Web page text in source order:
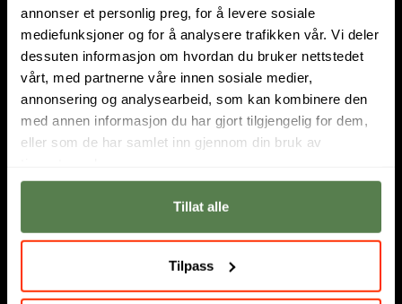
annonser et personlig preg, for å levere sosiale
mediefunksjoner og for å analysere trafikken vår. Vi deler
dessuten informasjon om hvordan du bruker nettstedet
vårt, med partnerne våre innen sosiale medier,
annonsering og analysearbeid, som kan kombinere den
med annen informasjon du har gjort tilgjengelig for dem,
eller som de har samlet inn gjennom din bruk av
Tillat alle
Tilpass
Om oss
Hos Noroff studerer fremtidens digitale innovatører.
Utdanningstilbudet består avhøyskole, fagskoleognettstudier
Vi har campus iOsloogBergen . Sammen med den svenske
skolenNackademiner Noroff en del av et større nordisk
Informasjon
Personvernerklæring for Noroff
Informasjonskapsler (cookies) på Noroff.no